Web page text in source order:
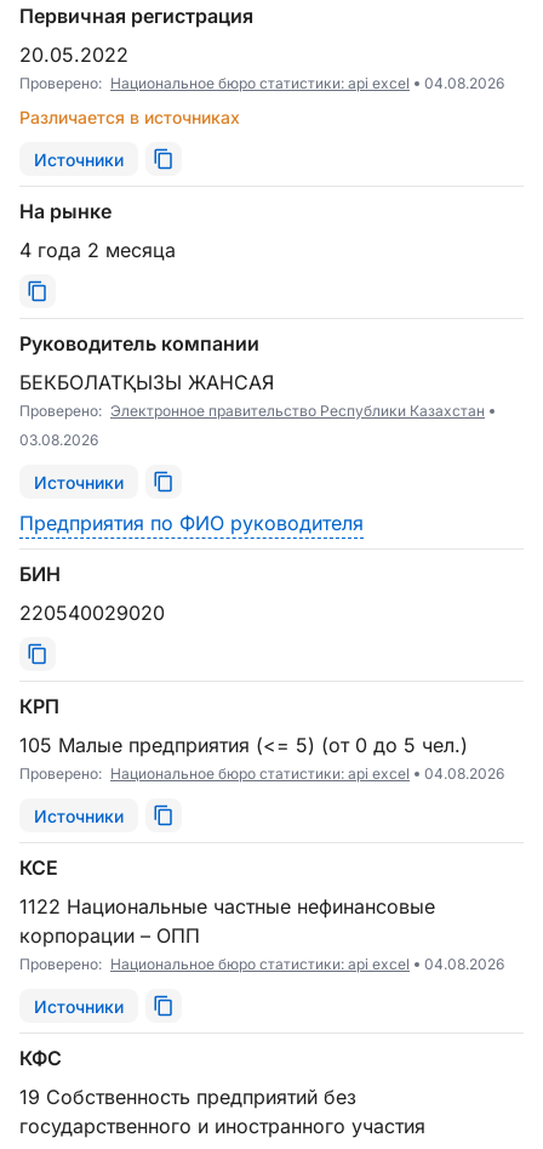
Первичная регистрация
20.05.2022
Проверено: Национальное бюро статистики: api excel 04.08.2026
Различается в источниках
Источники
На рынке
4 года 2 месяца
Руководитель компании
БЕКБОЛАТҚЫЗЫ ЖАНСАЯ
Проверено: Электронное правительство Республики Казахстан
03.08.2026
Источники
Предприятия по ФИО руководителя
БИН
220540029020
КРП
105 Малые предприятия (<= 5) (от 0 до 5 чел.)
Проверено: Национальное бюро статистики: api excel 04.08.2026
Источники
КСЕ
1122 Национальные частные нефинансовые
корпорации – ОПП
Проверено: Национальное бюро статистики: api excel 04.08.2026
Источники
КФС
19 Собственность предприятий без
государственного и иностранного участия